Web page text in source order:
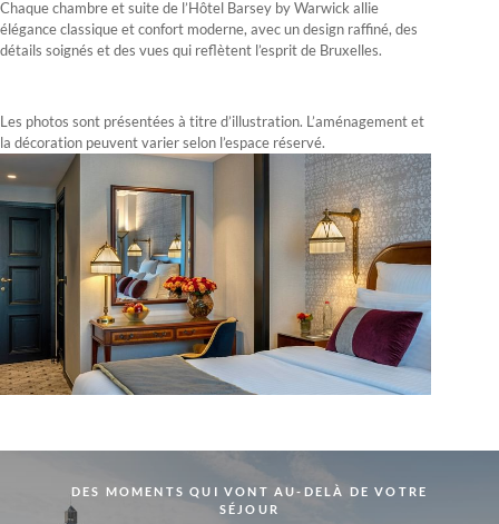
Chaque chambre et suite de l’Hôtel Barsey by Warwick allie
élégance classique et confort moderne, avec un design raffiné, des
détails soignés et des vues qui reflètent l’esprit de Bruxelles.
Les photos sont présentées à titre d’illustration. L’aménagement et
la décoration peuvent varier selon l’espace réservé.
DES MOMENTS QUI VONT AU-DELÀ DE VOTRE
SÉJOUR